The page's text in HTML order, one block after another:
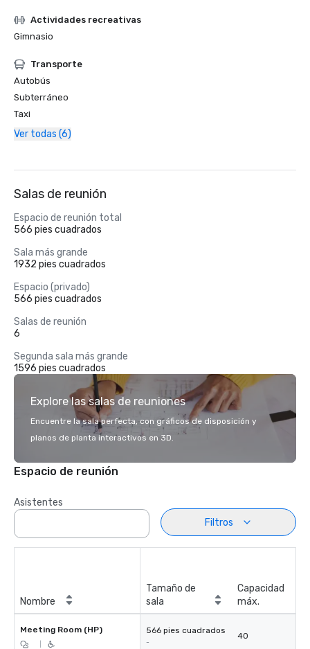
Actividades recreativas
Gimnasio
Transporte
Autobús
Subterráneo
Taxi
Ver todas (6)
Salas de reunión
Espacio de reunión total
566 pies cuadrados
Sala más grande
1932 pies cuadrados
Espacio (privado)
566 pies cuadrados
Salas de reunión
6
Segunda sala más grande
1596 pies cuadrados
Explore las salas de reuniones
Encuentre la sala perfecta, con gráficos de disposición y
planos de planta interactivos en 3D.
Espacio de reunión
Asistentes
Filtros
Nombre
Tamaño de
sala
Capacidad
máx.
Meeting Room (HP) 566 pies cuadrados
-
40